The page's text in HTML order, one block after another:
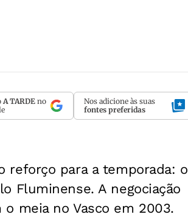
A TARDE no
Nos adicione às suas
fontes preferidas
reforço para a temporada: o
Fluminense. A negociação
meia no Vasco em 2003.